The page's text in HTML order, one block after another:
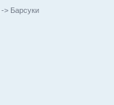
-> Барсуки